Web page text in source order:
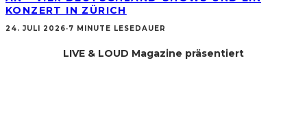
KONZERT IN ZÜRICH
24. JULI 2026·7 MINUTE LESEDAUER
LIVE & LOUD Magazine präsentiert